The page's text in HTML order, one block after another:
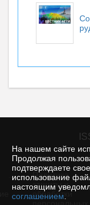
На нашем сайте
Продолжая
подтверждаете
использование
настоящим
соглашением
Политика
защиты и
обработки